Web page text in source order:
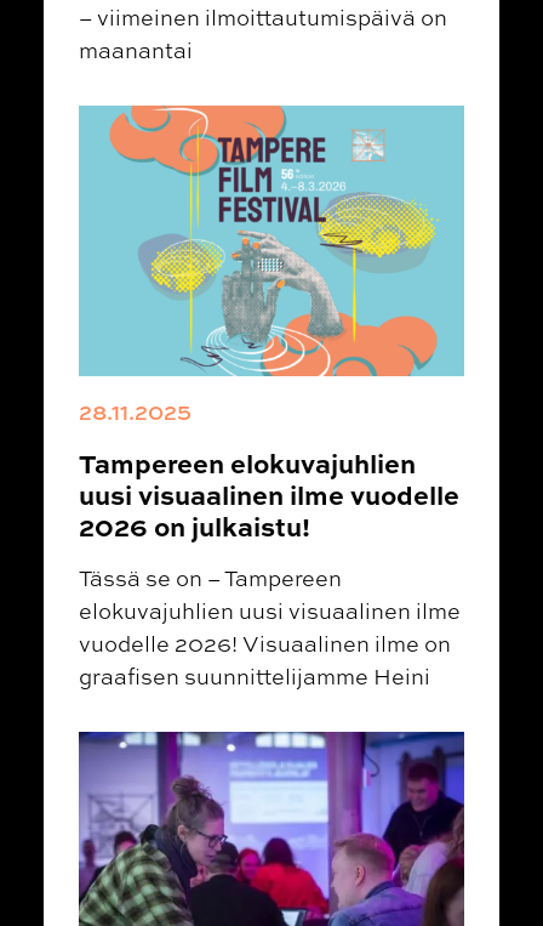
– viimeinen ilmoittautumispäivä on
maanantai
28.11.2025
Tampereen elokuvajuhlien
uusi visuaalinen ilme vuodelle
2026 on julkaistu!
Tässä se on – Tampereen
elokuvajuhlien uusi visuaalinen ilme
vuodelle 2026! Visuaalinen ilme on
graafisen suunnittelijamme Heini